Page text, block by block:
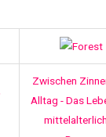
Zwischen
Alltag - Das